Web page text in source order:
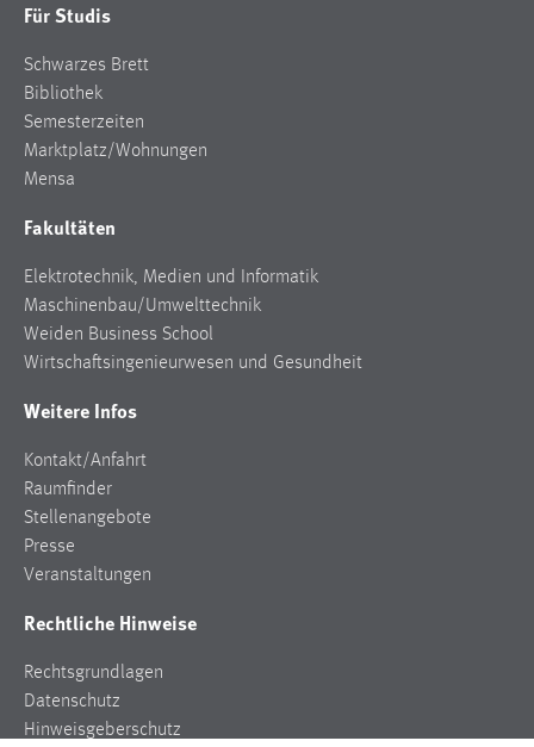
Für Studis
Schwarzes Brett
Bibliothek
Semesterzeiten
Marktplatz/Wohnungen
Mensa
Fakultäten
Elektrotechnik, Medien und Informatik
Maschinenbau/Umwelttechnik
Weiden Business School
Wirtschaftsingenieurwesen und Gesundheit
Weitere Infos
Kontakt/Anfahrt
Raumfinder
Stellenangebote
Presse
Veranstaltungen
Rechtliche Hinweise
Rechtsgrundlagen
Datenschutz
Hinweisgeberschutz